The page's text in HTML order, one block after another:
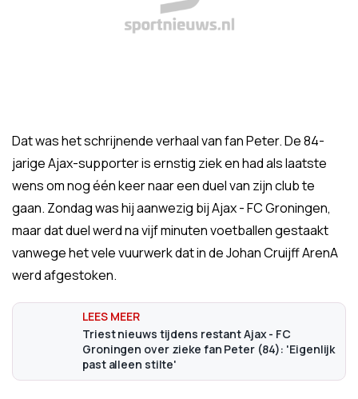
Dat was het schrijnende verhaal van fan Peter. De 84-
jarige Ajax-supporter is ernstig ziek en had als laatste
wens om nog één keer naar een duel van zijn club te
gaan. Zondag was hij aanwezig bij Ajax - FC Groningen,
maar dat duel werd na vijf minuten voetballen gestaakt
vanwege het vele vuurwerk dat in de Johan Cruijff ArenA
werd afgestoken.
Triest nieuws tijdens restant Ajax - FC
Groningen over zieke fan Peter (84): 'Eigenlijk
past alleen stilte'